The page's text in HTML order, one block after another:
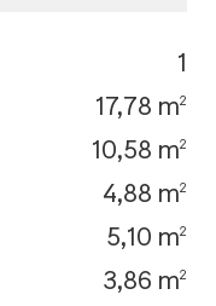
1
17,78 m2
10,58 m2
4,88 m2
5,10 m2
3,86 m2